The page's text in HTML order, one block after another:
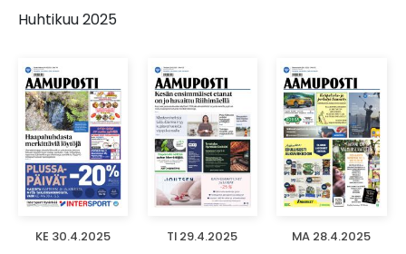
Huhtikuu 2025
KE 30.4.2025 TI 29.4.2025 MA 28.4.2025